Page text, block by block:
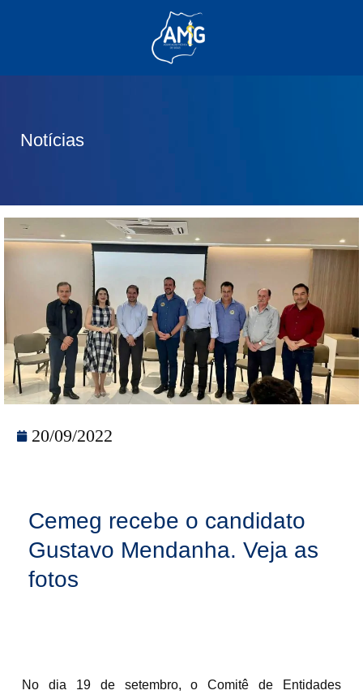
Notícias
20/09/2022
Cemeg recebe o candidato
Gustavo Mendanha. Veja as
fotos
No dia 19 de setembro, o Comitê de Entidades